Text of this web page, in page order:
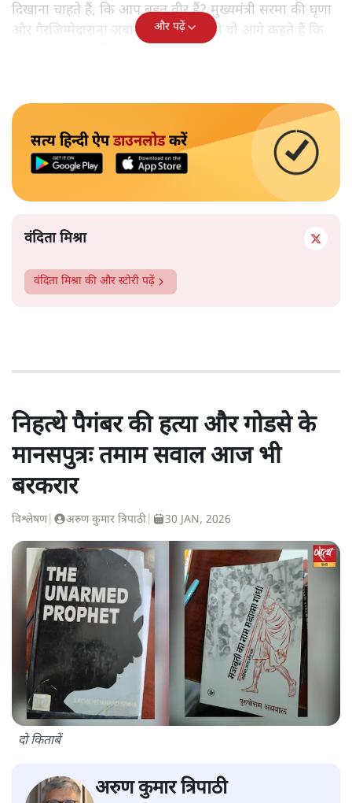
दिखाना चाहते हैं, कि आप बहुत वीर हैं? मुख्यमंत्री सरमा की घृणा
और गैरजिम्मेदाराना ज़बान यहीं नहीं रुकती वो आगे कहते हैं कि
और पढ़ें
सत्य हिन्दी ऐपडाउनलोडकरें
वंदिता मिश्रा
वंदिता मिश्रा की और स्टोरी पढ़ें
निहत्थे पैगंबर की हत्या और गोडसे के
मानसपुत्रः तमाम सवाल आज भी
बरकरार
विश्लेषण| अरुण कुमार त्रिपाठी 30 JAN, 2026
दो किताबें
अरुण कुमार त्रिपाठी